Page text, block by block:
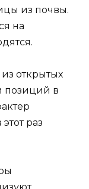
из почвы.
на
открытых
позиций в
раз